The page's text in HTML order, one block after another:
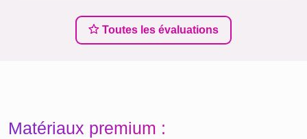
Toutes les évaluations
Matériaux premium :